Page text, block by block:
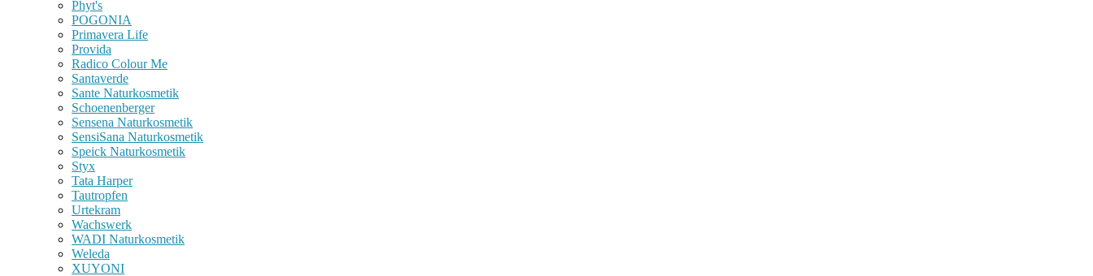
Phyt's
POGONIA
Primavera Life
Provida
Radico Colour Me
Santaverde
Sante Naturkosmetik
Schoenenberger
Sensena Naturkosmetik
SensiSana Naturkosmetik
Speick Naturkosmetik
Styx
Tata Harper
Tautropfen
Urtekram
Wachswerk
WADI Naturkosmetik
Weleda
XUYONI